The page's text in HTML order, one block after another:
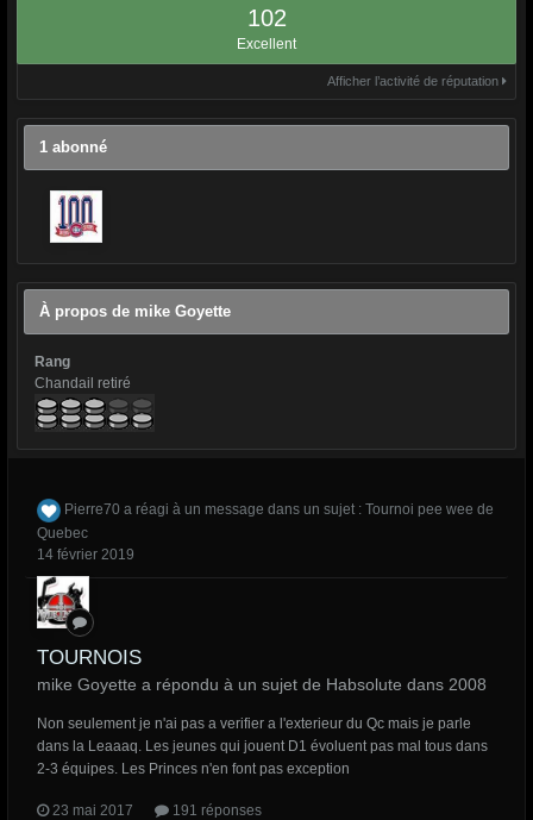
102
Excellent
Afficher l’activité de réputation
1 abonné
À propos de mike Goyette
Rang
Chandail retiré
Pierre70 a réagi à un message dans un sujet : Tournoi pee wee de
Quebec
14 février 2019
TOURNOIS
mike Goyette a répondu à un sujet de Habsolute dans 2008
Non seulement je n'ai pas a verifier a l'exterieur du Qc mais je parle
dans la Leaaaq. Les jeunes qui jouent D1 évoluent pas mal tous dans
2-3 équipes. Les Princes n'en font pas exception
23 mai 2017 191 réponses